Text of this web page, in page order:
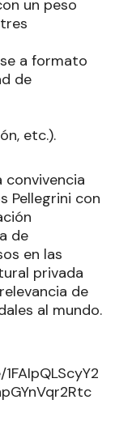
un peso
a formato
de
etc.).
convivencia
Pellegrini con
de
en las
privada
de
al mundo.